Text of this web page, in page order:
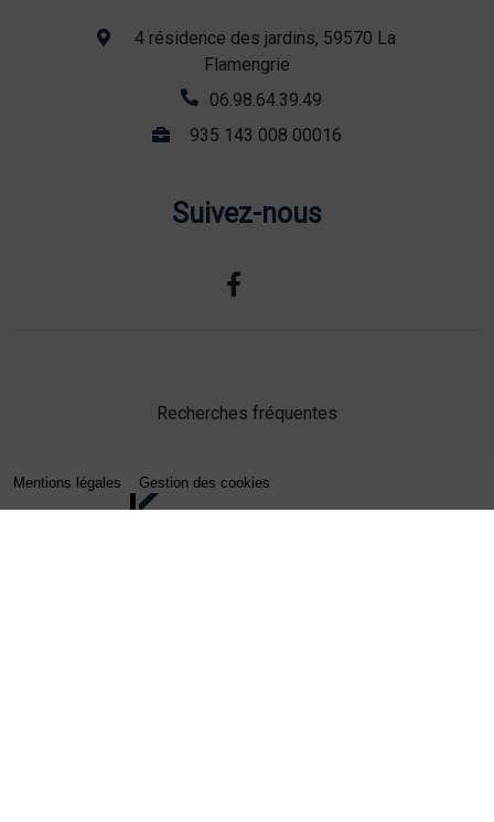
4 résidence des jardins, 59570 La
Flamengrie
06.98.64.39.49
935 143 008 00016
Suivez-nous
Recherches fréquentes
Mentions légales Gestion des cookies